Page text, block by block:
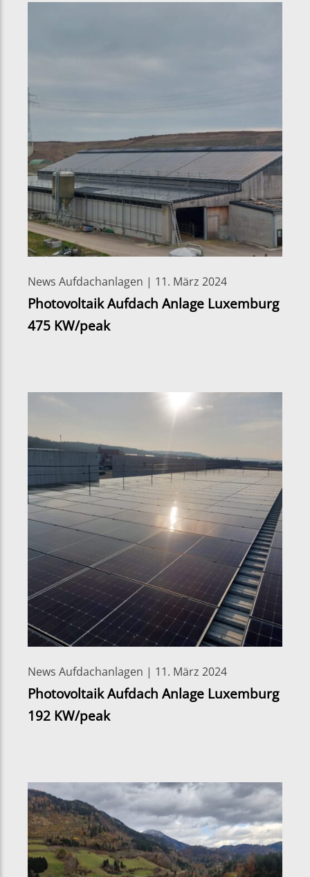
News Aufdachanlagen | 11. März 2024
Photovoltaik Aufdach Anlage Luxemburg
475 KW/peak
News Aufdachanlagen | 11. März 2024
Photovoltaik Aufdach Anlage Luxemburg
192 KW/peak